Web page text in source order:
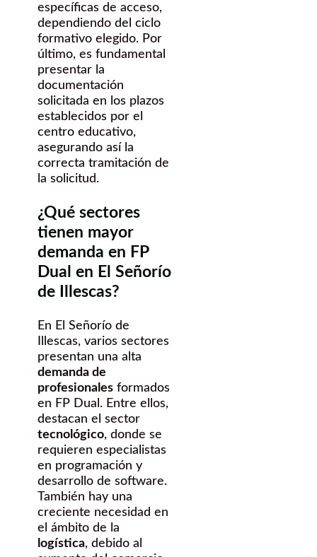
específicas de acceso,
dependiendo del ciclo
formativo elegido. Por
último, es fundamental
presentar la
documentación
solicitada en los plazos
establecidos por el
centro educativo,
asegurando así la
correcta tramitación de
la solicitud.
¿Qué sectores
tienen mayor
demanda en FP
Dual en El Señorío
de Illescas?
En El Señorío de
Illescas, varios sectores
presentan una alta
demanda de
profesionales formados
en FP Dual. Entre ellos,
destacan el sector
tecnológico, donde se
requieren especialistas
en programación y
desarrollo de software.
También hay una
creciente necesidad en
el ámbito de la
logística, debido al